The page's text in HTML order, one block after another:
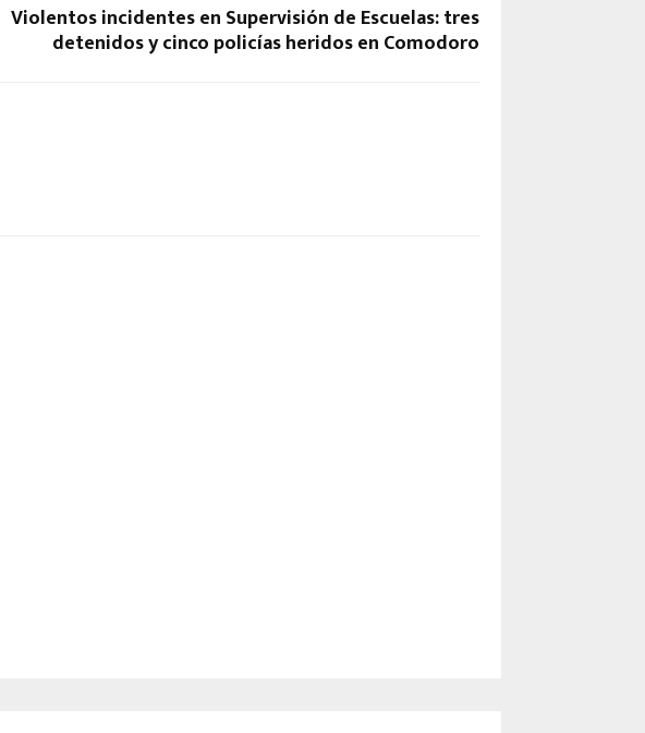
Violentos incidentes en Supervisión de Escuelas: tres
detenidos y cinco policías heridos en Comodoro